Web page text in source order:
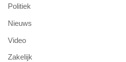
Politiek
Nieuws
Video
Zakelijk